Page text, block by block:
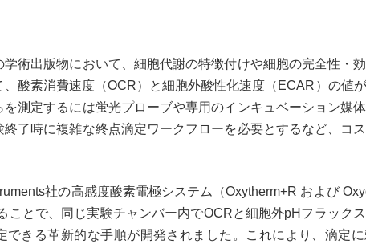
術出版物において、細胞代謝の特徴付けや細胞の完全性・
酸素消費速度（OCR）と細胞外酸性化速度（ECAR）の値
測定するには蛍光プローブや専用のインキュベーション媒
終了時に複雑な終点滴定ワークフローを必要とするなど、コ
社の高感度酸素電極システム（Oxytherm+R および
ことで、同じ実験チャンバー内でOCRと細胞外pHフラックス
できる革新的な手順が開発されました。これにより、滴定に